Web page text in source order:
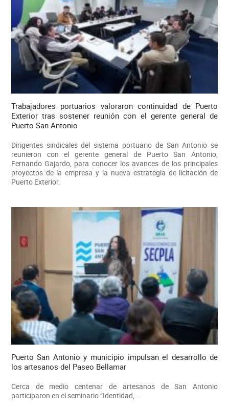
Trabajadores portuarios valoraron continuidad de Puerto
Exterior tras sostener reunión con el gerente general de
Puerto San Antonio
Dirigentes sindicales del sistema portuario de San Antonio se
reunieron con el gerente general de Puerto San Antonio,
Fernando Gajardo, para conocer los avances de los principales
proyectos de la empresa y la nueva estrategia de licitación de
Puerto Exterior.
Puerto San Antonio y municipio impulsan el desarrollo de
los artesanos del Paseo Bellamar
Cerca de medio centenar de artesanos de San Antonio
participaron en el seminario “Identidad,...